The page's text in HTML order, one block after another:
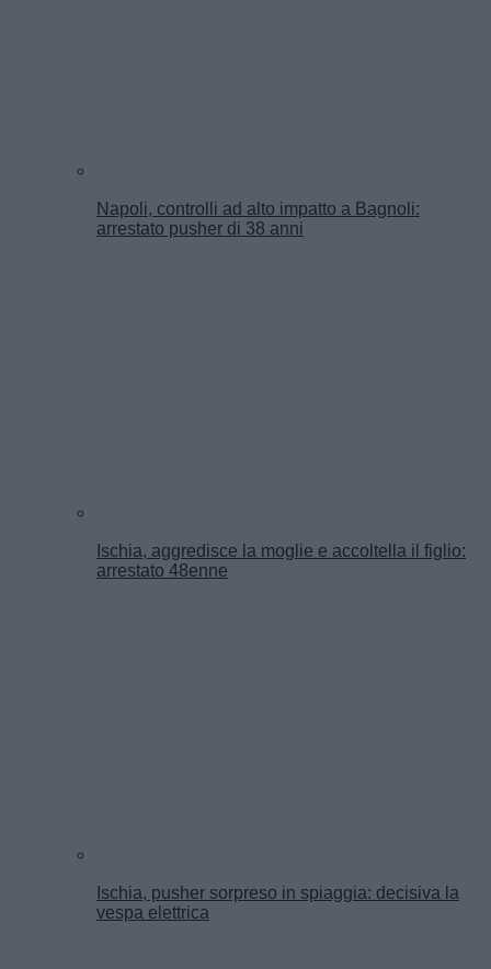
Napoli, controlli ad alto impatto a Bagnoli:
arrestato pusher di 38 anni
Ischia, aggredisce la moglie e accoltella il figlio:
arrestato 48enne
Ischia, pusher sorpreso in spiaggia: decisiva la
vespa elettrica